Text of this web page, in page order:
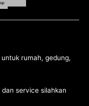
rumah, gedung,
service silahkan